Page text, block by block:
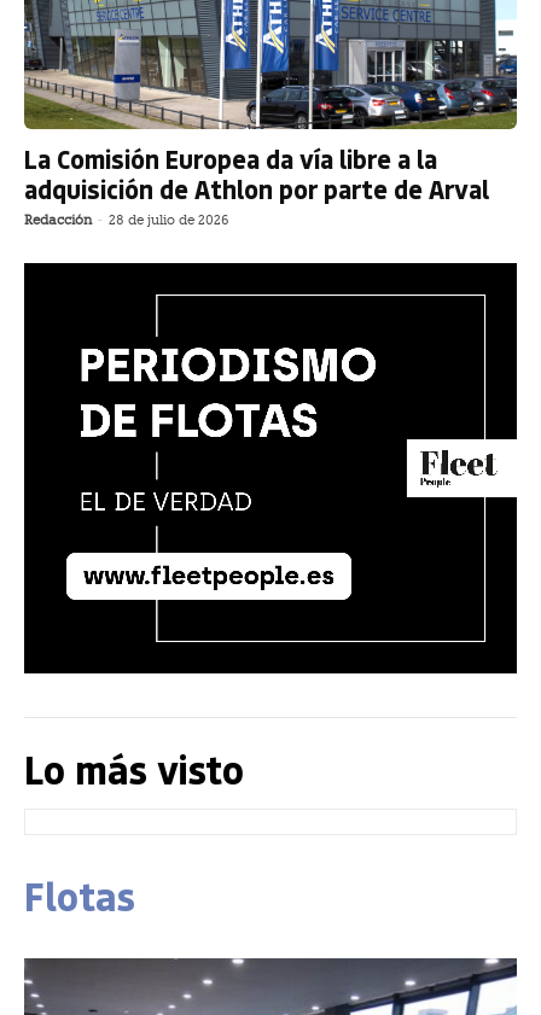
La Comisión Europea da vía libre a la
adquisición de Athlon por parte de Arval
Redacción - 28 de julio de 2026
Lo más visto
Flotas